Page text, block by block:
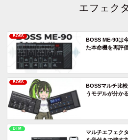
エフェク
BOSS
BOSS ME-90は
た本命機を再評
BOSS
BOSSマルチ比
うモデルが分かる
DTM
マルチエフェク